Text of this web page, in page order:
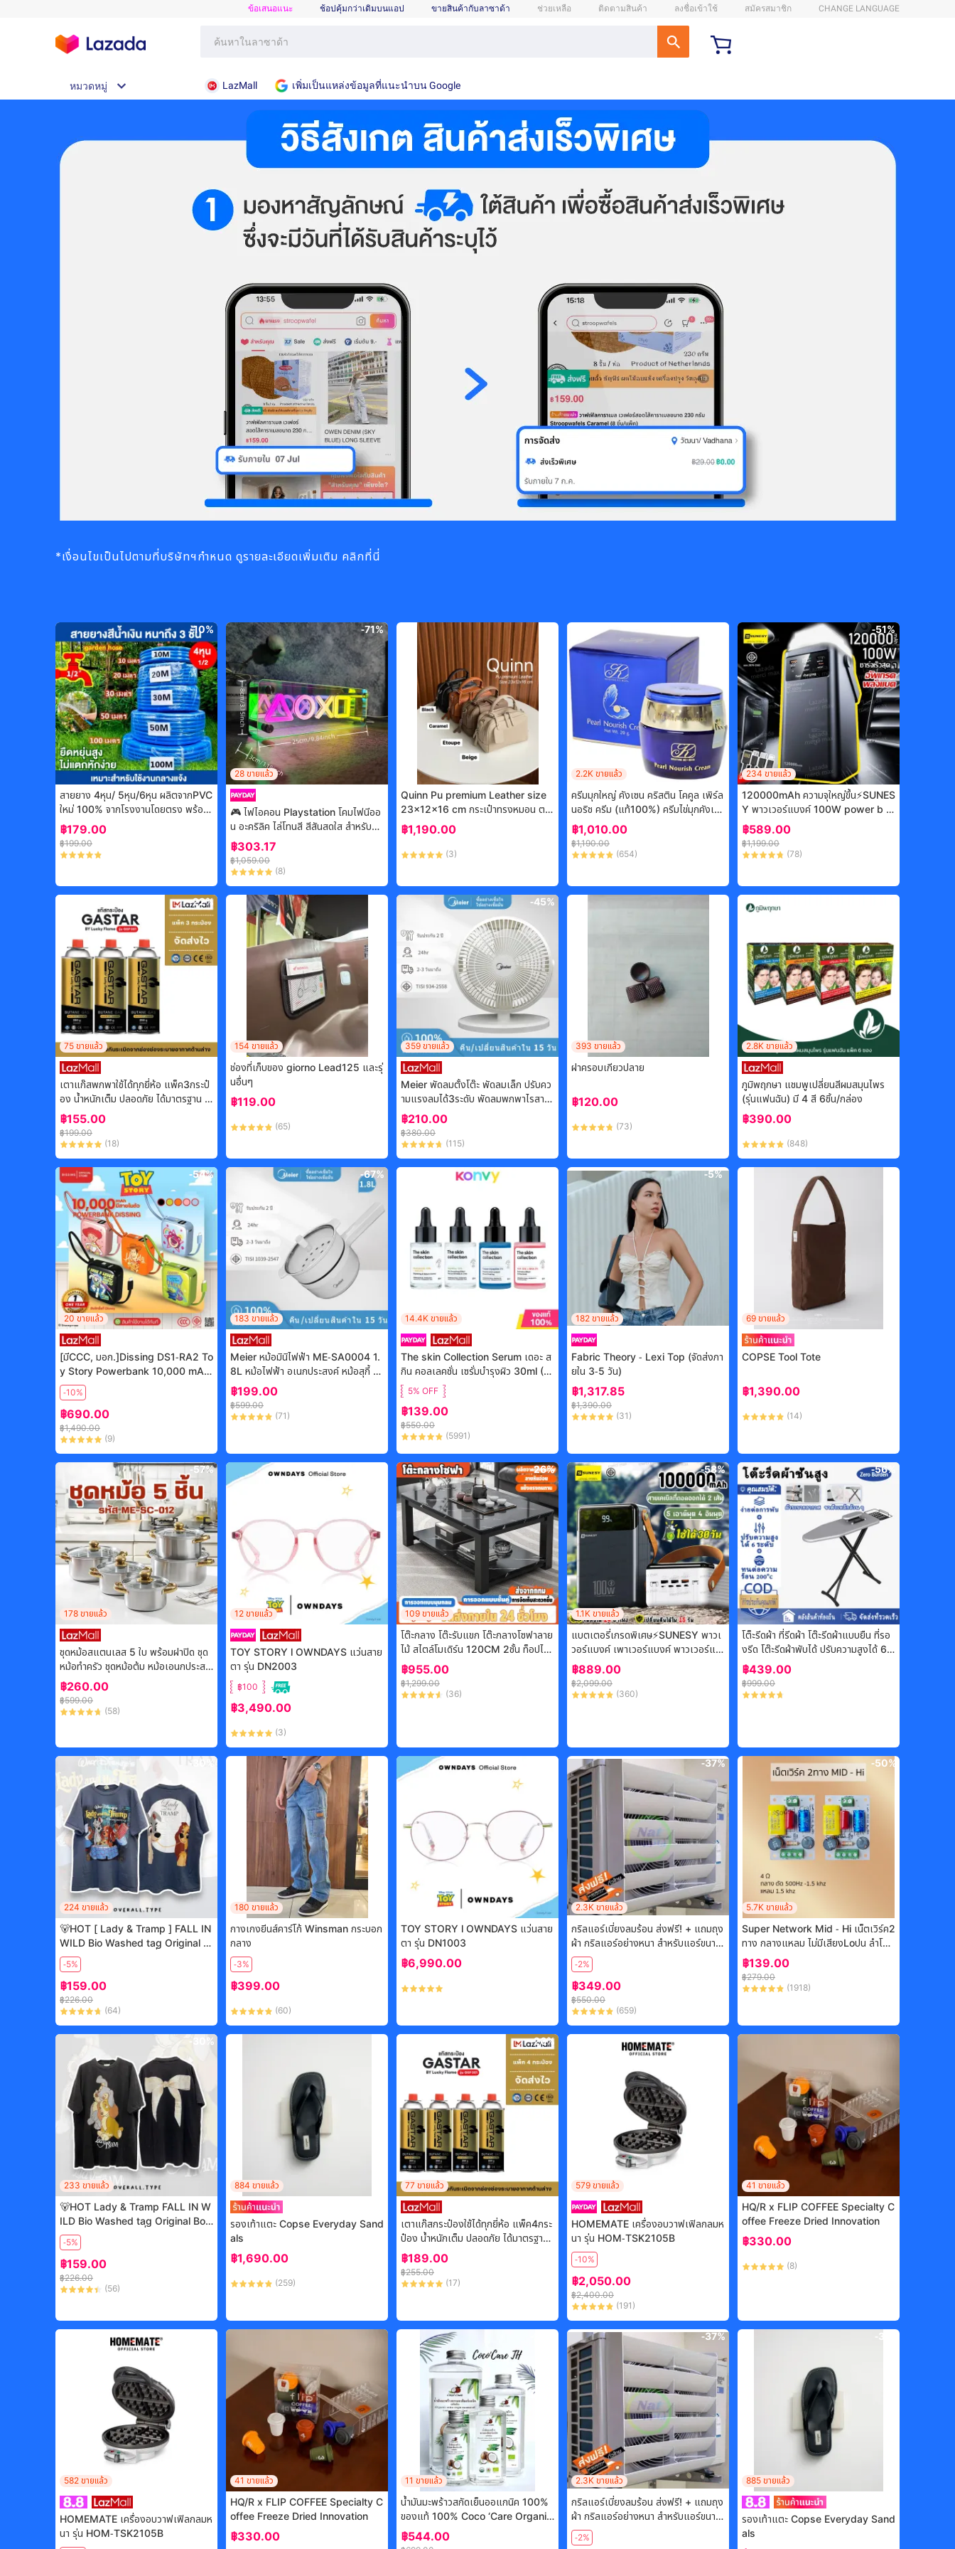
ข้อเสนอแนะ ช้อปคุ้มกว่าเดิมบนแอป ขายสินค้ากับลาซาด้า ช่วยเหลือ ติดตามสินค้า ลงชื่อเข้าใช้ สมัครสมาชิก CHANGE LANGUAGE
หมวดหมู่ LazMall เพิ่มเป็นแหล่งข้อมูลที่แนะนำบน Google
*เงื่อนไขเป็นไปตามที่บริษัทฯกำหนด ดูรายละเอียดเพิ่มเติม คลิกที่นี่
-10%
สายยาง 4หุน/ 5หุน/6หุน ผลิตจากPVC
ใหม่ 100% จากโรงงานโดยตรง พร้อม
ส่ง 3ปีไม่กรอบไม่แข็งFirst station tr
ading
฿179.00
฿199.00
-71%
28ขายแล้ว
🎮 ไฟไอคอน Playstation โคมไฟนีออ
น อะคริลิค ไล่โทนสี สีสันสดใส สําหรับตก
แต่งห้องเล่นเกม
฿303.17
฿1,059.00
(8)
Quinn Pu premium Leather size
23x12x16 cm กระเป๋าทรงหมอน ตอ
บโจทย์การใช้งาน สำหรับเป็น Everyda
y Bag จุของได้เยอะ มี 2 ซิป 2 สายสะ
พาย ถือสวย สะพายก็เริ่ด
฿1,190.00
(3)
2.2Kขายแล้ว
ครีมมุกใหญ่ คังเซน คริสติน โคคูล เพิร์ล
นอริช ครีม (แท้100%) ครีมไข่มุกคังเซน
20 กรัม
฿1,010.00
฿1,190.00
(654)
-51%
234 ขายแล้ว
120000mAh ความจุใหญ่ขึ้น⚡SUNES
Y พาวเวอร์แบงค์ 100W power b a
nk ใหญ่ official แบตสำรอง เพาเวอร์
แบงค์ ของแท้ 100% พาวเวอแบงค์ แ
บตเตอรี่สำรอง เพาเวอร์แบงแท้ พาวเว
฿589.00
฿1,199.00
(78)
-22%
75ขายแล้ว
เตาแก๊สพกพาใช้ได้ทุกยี่ห้อ แพ็ค3กระป๋
อง น้ำหนักเต็ม ปลอดภัย ได้มาตรฐาน จั
ดส่งไว
฿155.00
฿199.00
(18)
154 ขายแล้ว
ช่องที่เก็บของ giorno Lead125 และรุ่
นอื่นๆ
฿119.00
(65)
-45%
359ขายแล้ว
Meier พัดลมตั้งโต๊ะ พัดลมเล็ก ปรับคว
ามแรงลมได้3ระดับ พัดลมพกพาไรสาย
ปรับได้ 180 ° Stylish appearance
พัดลมตั้งโต๊ะ รับประกัน 2 ปี usb พร้อม
แบตเตอรี่
฿210.00
฿380.00
(115)
393 ขายแล้ว
ฝาครอบเกียวปลาย
฿120.00
(73)
2.8Kขายแล้ว
ภูมิพฤกษา แชมพูเปลี่ยนสีผมสมุนไพร
(รุ่นแฟนฉัน) มี 4 สี 6ชิ้น/กล่อง
฿390.00
(848)
-54%
20 ขายแล้ว
[มีCCC, มอก.]Dissing DS1-RA2 To
y Story Powerbank 10,000 mAh
ชาร์จไว มีสายในตัว ลิขสิทธิ์ Pixar | รับ
ประกันสินค้า 1 ปี
-10%
฿690.00
฿1,490.00
(9)
-67%
183 ขายแล้ว
Meier หม้อมินิไฟฟ้า ME-SA0004 1.
8L หม้อไฟฟ้า อเนกประสงค์ หม้อสุกี้ ไม่
ติดหม้อ 700W หม้อชาบู หม้อไฟไฟฟ้าข
นาดเล็ก Electric Cooking Pot
฿199.00
฿599.00
(71)
14.4Kขายแล้ว
The skin Collection Serum เดอะ ส
กิน คอลเลคชั่น เซรั่มบำรุงผิว 30ml (Ni
acinamide/AHA/Tripeptide)
5% OFF
฿139.00
฿550.00
(5991)
-5%
182ขายแล้ว
Fabric Theory - Lexi Top (จัดส่งภา
ยใน 3-5 วัน)
฿1,317.85
฿1,390.00
(31)
69ขายแล้ว
COPSE Tool Tote
฿1,390.00
(14)
-57%
178ขายแล้ว
ชุดหม้อสแตนเลส 5 ใบ พร้อมฝาปิด ชุด
หม้อทำครัว ชุดหม้อต้ม หม้อเอนกประสง
ค์ ใช้กับเตาไฟฟ้าได้ ขนาด 16/18/20/2
2/24 ซม สแตนเลส
฿260.00
฿599.00
(58)
12ขายแล้ว
TOY STORY l OWNDAYS แว่นสาย
ตา รุ่น DN2003
฿100
฿3,490.00
(3)
-26%
109ขายแล้ว
โต๊ะกลาง โต๊ะรับแขก โต๊ะกลางโซฟาลาย
ไม้ สไตล์โมเดิร์น 120CM 2ชั้น ท็อปไม้
อัดMDF เรียบหรูดูดี ไม้ลายหินอ่อน
฿955.00
฿1,299.00
(36)
-58%
1.1Kขายแล้ว
แบตเตอรี่เกรดพิเศษ⚡️SUNESY พาวเ
วอร์แบงค์ เพาเวอร์แบงค์ พาวเวอร์แบ
งค์ไร้สาย เพาเวอร์แบงแท้ พาเวอแบง
ค์แท้ แบตเตอรี่สำรอง พาวเวอร์แบงค์
แท้ แบตสำรอง เพาเวอแบงพกพา พาเ
฿889.00
฿2,099.00
(360)
-56%
โต็ะรีดผ้า ที่รีดผ้า โต๊ะรีดผ้าแบบยืน ที่รอ
งรีด โต๊ะรีดผ้าพับได้ ปรับความสูงได้ 6ระ
ดับ โต๊ะรีดผ้าใหญ่
฿439.00
฿999.00
- 30%
224 ขายแล้ว
🐻HOT [ Lady & Tramp ] FALL IN
WILD Bio Washed tag Original B
ootleg แท้ เสื้อวินเทจ เสื้่อลายการ์ตูน
vintage shirt เสื้อสั้นผู้หญิง
-5%
฿159.00
฿226.00
(64)
180 ขายแล้ว
กางเกง​ยีนส์​คาร์โก้​ ​Winsman​ กระบอก
กลาง
-3%
฿399.00
(60)
TOY STORY l OWNDAYS แว่นสาย
ตา รุ่น DN1003
฿6,990.00
-37%
2.3Kขายแล้ว
กริลแอร์เบี่ยงลมร้อน ส่งฟรี! + แถมถุง
ผ้า กริลแอร์อย่างหนา สำหรับแอร์ขนาด
9000-15000 BTU ขนาดตะแกรง 4
5*49cm.
-2%
฿349.00
฿550.00
(659)
-50%
5.7Kขายแล้ว
Super Network Mid - Hi เน็ตเวิร์ค2
ทาง กลางแหลม ไม่มีเสียงLoปน ลำโพง
DIY วงจรลำโพง ลำโพงบลูทูธ
฿139.00
฿279.00
(1918)
-30%
233 ขายแล้ว
🐻HOT Lady & Tramp FALL IN W
ILD Bio Washed tag Original Boo
tleg แท้ เสื้อวินเทจ เสื้่อลายการ์ตูน vin
tage shirt เสื้อสั้นผู้หญิง
-5%
฿159.00
฿226.00
(56)
884 ขายแล้ว
รองเท้าแตะ Copse Everyday Sand
als
฿1,690.00
(259)
-26%
77ขายแล้ว
เตาแก๊สกระป๋องใช้ได้ทุกยี่ห้อ แพ็ค4กระ
ป๋อง น้ำหนักเต็ม ปลอดภัย ได้มาตรฐาน
จัดส่งไว
฿189.00
฿255.00
(17)
579ขายแล้ว
HOMEMATE เครื่องอบวาฟเฟิลกลมห
นา รุ่น HOM-TSK2105B
-10%
฿2,050.00
฿2,400.00
(191)
41 ขายแล้ว
HQ/R x FLIP COFFEE Specialty C
offee Freeze Dried Innovation
฿330.00
(8)
582ขายแล้ว
HOMEMATE เครื่องอบวาฟเฟิลกลมห
นา รุ่น HOM-TSK2105B
41 ขายแล้ว
HQ/R x FLIP COFFEE Specialty C
offee Freeze Dried Innovation
฿330.00
11 ขายแล้ว
น้ำมันมะพร้าวสกัดเย็นออแกนิค 100%
ของแท้ 100% Coco ‘Care Organic
Cold Pressed Coconut Oil (ทานได้
ทาผิว หมักผม เช็คเครื่องสำอาง oil puli
฿544.00
-37%
2.3Kขายแล้ว
กริลแอร์เบี่ยงลมร้อน ส่งฟรี! + แถมถุง
ผ้า กริลแอร์อย่างหนา สำหรับแอร์ขนาด
9000-15000 BTU ขนาดตะแกรง 4
5*49cm.
-2%
3%
885ขายแล้ว
รองเท้าแตะ Copse Everyday Sand
als